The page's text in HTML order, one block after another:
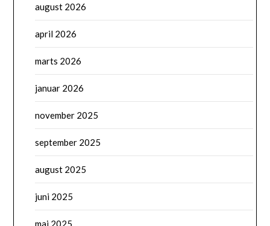
august 2026
april 2026
marts 2026
januar 2026
november 2025
september 2025
august 2025
juni 2025
maj 2025